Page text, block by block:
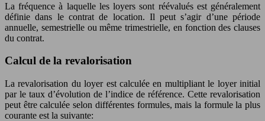
La fréquence à laquelle les loyers sont réévalués est généralement
définie dans le contrat de location. Il peut s’agir d’une période
annuelle, semestrielle ou même trimestrielle, en fonction des clauses
du contrat.
Calcul de la revalorisation
La revalorisation du loyer est calculée en multipliant le loyer initial
par le taux d’évolution de l’indice de référence. Cette revalorisation
peut être calculée selon différentes formules, mais la formule la plus
courante est la suivante: